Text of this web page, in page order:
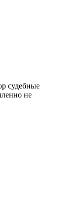
судебные
не